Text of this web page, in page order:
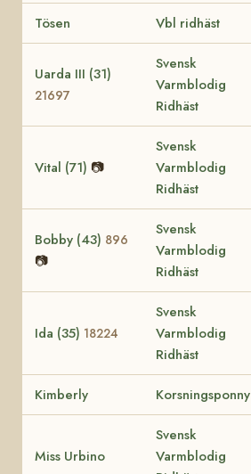
Tösen Vbl ridhäst
Uarda III (31)
21697
Svensk
Varmblodig
Ridhäst
Vital (71) 📷
Svensk
Varmblodig
Ridhäst
Bobby (43) 896
📷
Svensk
Varmblodig
Ridhäst
Ida (35) 18224
Svensk
Varmblodig
Ridhäst
Kimberly Korsningsponny
Miss Urbino
Svensk
Varmblodig